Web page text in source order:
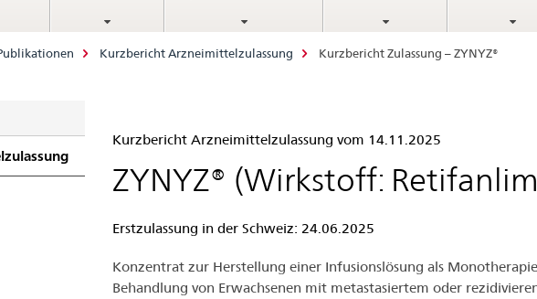
Kurzbericht Arzneimittelzulassung Kurzbericht Zulassung – ZYNYZ®
Kurzbericht
Zulassung
ZYNYZ®
Kurzbericht Arzneimittelzulassung vom 14.11.2025
ZYNYZ® (Wirkstoff:
Erstzulassung in der Schweiz: 24.06.2025
Konzentrat zur Herstellung einer Infusionslösung als
Behandlung von Erwachsenen mit metastasiertem oder